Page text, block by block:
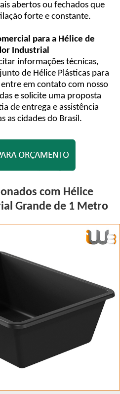
abertos ou fechados que
forte e constante.
para a Hélice de
Industrial
informações técnicas,
de Hélice Plásticas para
em contato com nosso
e solicite uma proposta
de entrega e assistência
as cidades do Brasil.
com Hélice
Grande de 1 Metro